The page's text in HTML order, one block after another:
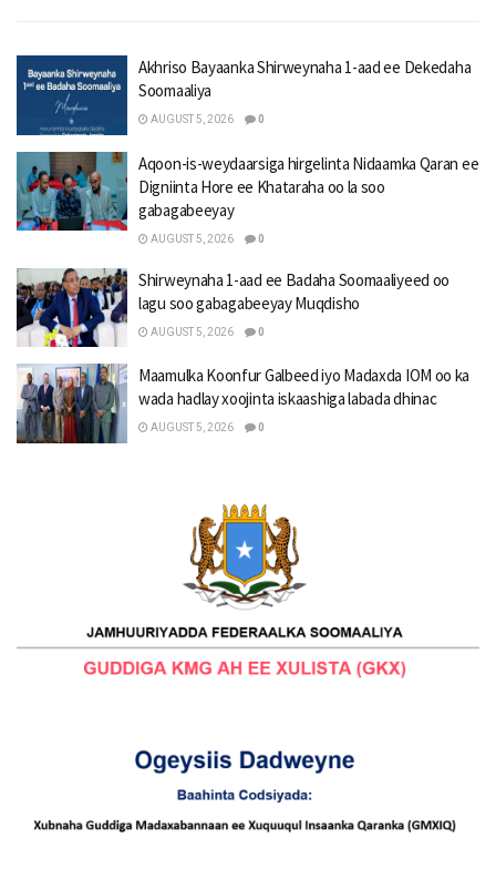
Akhriso Bayaanka Shirweynaha 1-aad ee Dekedaha
Soomaaliya
AUGUST 5, 2026 0
Aqoon-is-weydaarsiga hirgelinta Nidaamka Qaran ee
Digniinta Hore ee Khataraha oo la soo
gabagabeeyay
AUGUST 5, 2026 0
Shirweynaha 1-aad ee Badaha Soomaaliyeed oo
lagu soo gabagabeeyay Muqdisho
AUGUST 5, 2026 0
Maamulka Koonfur Galbeed iyo Madaxda IOM oo ka
wada hadlay xoojinta iskaashiga labada dhinac
AUGUST 5, 2026 0